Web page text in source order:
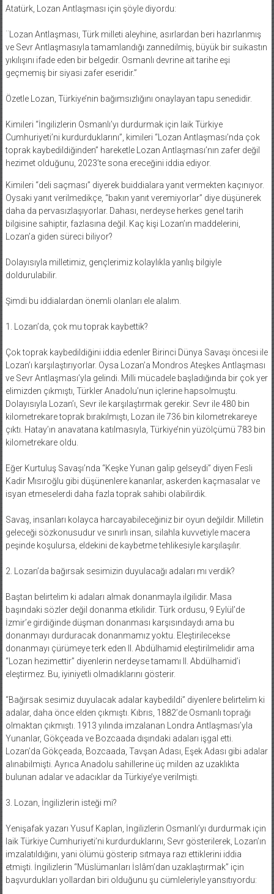
Atatürk, Lozan Antlaşması için şöyle diyordu:
¨Lozan Antlaşması, Türk milleti aleyhine, asırlardan beri hazırlanmış
ve Sevr Antlaşmasıyla tamamlandığı zannedilmiş, büyük bir suikastın
yıkılışını ifade eden bir belgedir. Osmanlı devrine ait tarihe eşi
geçmemiş bir siyasi zafer eseridir.”
Özetle Lozan, Türkiye’nin bağımsızlığını onaylayan tapu senedidir.
Kimileri “İngilizlerin Osmanlı’yı durdurmak için laik Türkiye
Cumhuriyeti’ni kurdurduklarını”, kimileri “Lozan Antlaşması’nda çok
toprak kaybedildiğinden” hareketle Lozan Antlaşması’nın zafer değil
hezimet olduğunu, 2023’te sona ereceğini iddia ediyor.
Kimileri “deli saçması” diyerek buiddialara yanıt vermekten kaçınıyor.
Oysaki yanıt verilmedikçe, “bakın yanıt veremiyorlar” diye düşünerek
daha da pervasızlaşıyorlar. Dahası, nerdeyse herkes genel tarih
bilgisine sahiptir, fazlasına değil. Kaç kişi Lozan’ın maddelerini,
Lozan’a giden süreci biliyor?
Dolayısıyla milletimiz, gençlerimiz kolaylıkla yanlış bilgiyle
doldurulabilir.
Şimdi bu iddialardan önemli olanları ele alalım.
1. Lozan’da, çok mu toprak kaybettik?
Çok toprak kaybedildiğini iddia edenler Birinci Dünya Savaşı öncesi ile
Lozan’ı karşılaştırıyorlar. Oysa Lozan’a Mondros Ateşkes Antlaşması
ve Sevr Antlaşması’yla gelindi. Milli mücadele başladığında bir çok yer
elimizden çıkmıştı, Türkler Anadolu’nun içlerine hapsolmuştu.
Dolayısıyla Lozan’ı, Sevr ile karşılaştırmak gerekir. Sevr ile 480 bin
kilometrekare toprak bırakılmıştı, Lozan ile 736 bin kilometrekareye
çıktı. Hatay’ın anavatana katılmasıyla, Türkiye’nin yüzölçümü 783 bin
kilometrekare oldu.
Eğer Kurtuluş Savaşı’nda “Keşke Yunan galip gelseydi” diyen Fesli
Kadir Mısıroğlu gibi düşünenlere kananlar, askerden kaçmasalar ve
isyan etmeselerdi daha fazla toprak sahibi olabilirdik.
Savaş, insanları kolayca harcayabileceğiniz bir oyun değildir. Milletin
geleceği sözkonusudur ve sınırlı insan, silahla kuvvetiyle macera
peşinde koşulursa, eldekini de kaybetme tehlikesiyle karşılaşılır.
2. Lozan’da bağırsak sesimizin duyulacağı adaları mı verdik?
Baştan belirtelim ki adaları almak donanmayla ilgilidir. Masa
başındaki sözler değil donanma etkilidir. Türk ordusu, 9 Eylül’de
İzmir’e girdiğinde düşman donanması karşısındaydı ama bu
donanmayı durduracak donanmamız yoktu. Eleştirilecekse
donanmayı çürümeye terk eden II. Abdülhamid eleştirilmelidir ama
“Lozan hezimettir” diyenlerin nerdeyse tamamı II. Abdülhamid’i
eleştirmez. Bu, iyiniyetli olmadıklarını gösterir.
“Bağırsak sesimiz duyulacak adalar kaybedildi” diyenlere belirtelim ki
adalar, daha önce elden çıkmıştı. Kıbrıs, 1882’de Osmanlı toprağı
olmaktan çıkmıştı. 1913 yılında imzalanan Londra Antlaşması’yla
Yunanlar, Gökçeada ve Bozcaada dışındaki adaları işgal etti.
Lozan’da Gökçeada, Bozcaada, Tavşan Adası, Eşek Adası gibi adalar
alınabilmişti. Ayrıca Anadolu sahillerine üç milden az uzaklıkta
bulunan adalar ve adacıklar da Türkiye’ye verilmişti.
3. Lozan, İngilizlerin isteği mi?
Yenişafak yazarı Yusuf Kaplan, İngilizlerin Osmanlı’yı durdurmak için
laik Türkiye Cumhuriyeti’ni kurdurduklarını, Sevr gösterilerek, Lozan’ın
imzalatıldığını, yani ölümü gösterip sıtmaya razı ettiklerini iddia
etmişti. İngilizlerin “Müslümanları İslâm’dan uzaklaştırmak” için
başvurdukları yollardan biri olduğunu şu cümleleriyle yansıtıyordu: